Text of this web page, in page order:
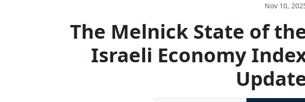
Nov 10,
The Melnick State of
Israeli Economy